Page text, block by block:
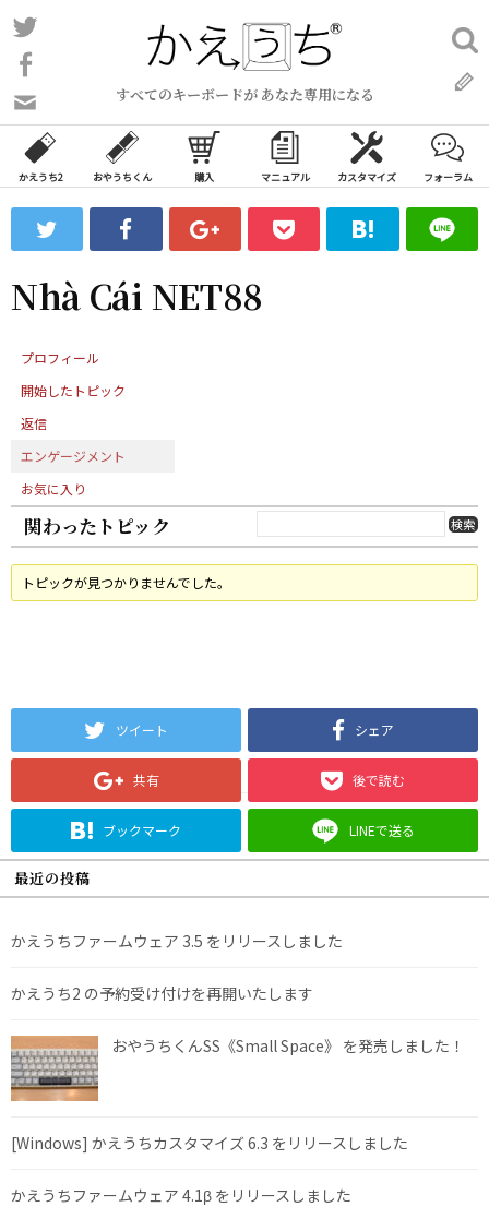
コ
ン
ン
ツ
ス
ッ
プ
すべてのキーボードが あなた専用になる
い
合
わ
フ
ォ
ム
検
索:
かえうち2 おやうちくん 購入 マニュアル カスタマイズ フォーラム
Nhà Cái NET88
プロフィール
開始したトピック
返信
エンゲージメント
お気に入り
関わったトピック
トピックが見つかりませんでした。
ツイート シェア
共有 後で読む
ブックマーク LINEで送る
最近の投稿
かえうちファームウェア 3.5 をリリースしました
かえうち2 の予約受け付けを再開いたします
おやうちくんSS《Small Space》 を発売しました！
[Windows] かえうちカスタマイズ 6.3 をリリースしました
かえうちファームウェア 4.1β をリリースしました